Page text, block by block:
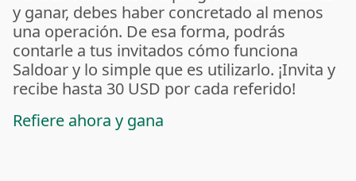
y ganar, debes haber concretado al menos
una operación. De esa forma, podrás
contarle a tus invitados cómo funciona
Saldoar y lo simple que es utilizarlo. ¡Invita y
recibe hasta 30 USD por cada referido!
Refiere ahora y gana